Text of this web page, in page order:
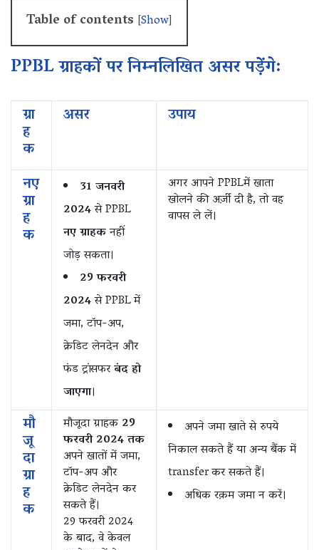
Table of contents [Show]
PPBL ग्राहकों पर निम्नलिखित असर पड़ेंगे:
ग्रा
ह
क
असर उपाय‌
नए
ग्रा
ह
क
31 जनवरी
2024से PPBL
नए ग्राहकनहीं
जोड़ सकता।
29 फरवरी
2024से PPBL में
जमा, टॉप-अप,
क्रेडिट लेनदेन और
फंड ट्रांसफरबंद हो
जाएगा।
अगर आपने PPBLमें खाता
खोलने की अर्ज़ी दी है, तो वह
वापस ले लें।
मौ
जू
दा
ग्रा
ह
क
मौजूदा ग्राहक 29
फरवरी 2024 तक
अपने खातों में जमा,
टॉप-अप और
क्रेडिट लेनदेन कर
सकते हैं।
29 फरवरी 2024
के बाद, वे केवल
अपने जमा खाते से रुपये
निकाल सकते हैं या अन्य बैंक में
transfer कर सकते हैं।
अधिक रक़म‌ जमा न करें।